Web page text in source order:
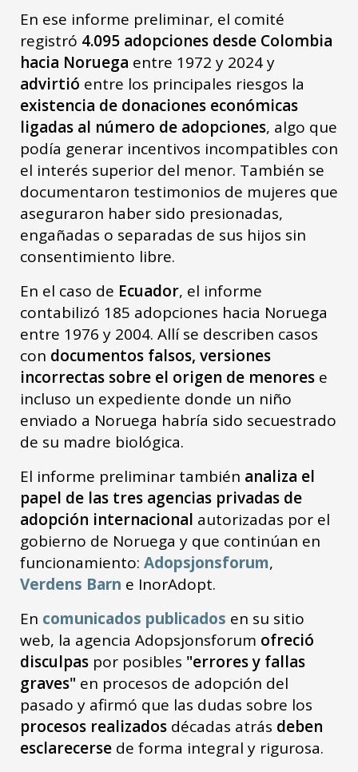
En ese informe preliminar, el comité
registró 4.095 adopciones desde Colombia
hacia Noruega entre 1972 y 2024 y
advirtió entre los principales riesgos la
existencia de donaciones económicas
ligadas al número de adopciones, algo que
podía generar incentivos incompatibles con
el interés superior del menor. También se
documentaron testimonios de mujeres que
aseguraron haber sido presionadas,
engañadas o separadas de sus hijos sin
consentimiento libre.
En el caso de Ecuador, el informe
contabilizó 185 adopciones hacia Noruega
entre 1976 y 2004. Allí se describen casos
con documentos falsos, versiones
incorrectas sobre el origen de menores e
incluso un expediente donde un niño
enviado a Noruega habría sido secuestrado
de su madre biológica.
El informe preliminar también analiza el
papel de las tres agencias privadas de
adopción internacional autorizadas por el
gobierno de Noruega y que continúan en
funcionamiento: Adopsjonsforum,
Verdens Barn e InorAdopt.
En comunicados publicados en su sitio
web, la agencia Adopsjonsforum ofreció
disculpas por posibles "errores y fallas
graves" en procesos de adopción del
pasado y afirmó que las dudas sobre los
procesos realizados décadas atrás deben
esclarecerse de forma integral y rigurosa.